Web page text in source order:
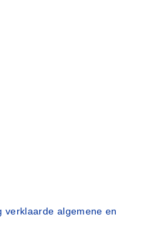
verklaarde algemene en